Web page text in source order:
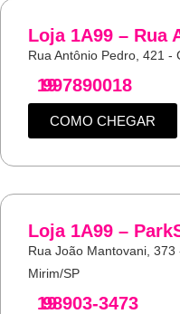
Loja 1A99 – Rua
Rua Antônio Pedro, 421 -
19
997890018
COMO CHEGAR
Loja 1A99 –
Rua João Mantovani,
Mirim/SP
19
98903-3473